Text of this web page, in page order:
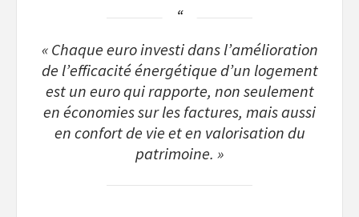
« Chaque euro investi dans l’amélioration
de l’efficacité énergétique d’un logement
est un euro qui rapporte, non seulement
en économies sur les factures, mais aussi
en confort de vie et en valorisation du
patrimoine. »